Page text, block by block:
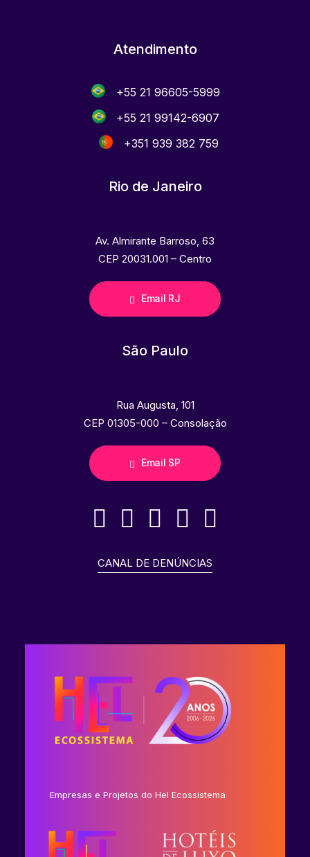
Atendimento
+55 21 96605-5999
+55 21 99142-6907
+351 939 382 759
Rio de Janeiro
Av. Almirante Barroso, 63
CEP 20031.001 – Centro
Email RJ
São Paulo
Rua Augusta, 101
CEP 01305-000 – Consolação
Email SP
CANAL DE DENÚNCIAS
Empresas e Projetos do Hel Ecossistema